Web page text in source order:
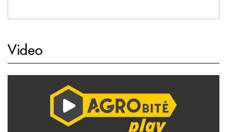
Video